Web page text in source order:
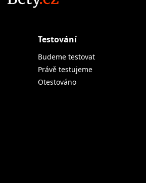
Testování
Budeme testovat
Právě testujeme
Otestováno